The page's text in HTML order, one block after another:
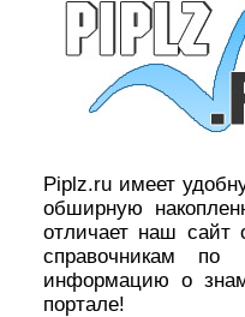
Piplz.ru имеет
обширную
отличает наш сайт
справочникам
информацию о
портале!